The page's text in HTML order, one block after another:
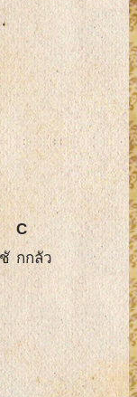
C
กกลัว